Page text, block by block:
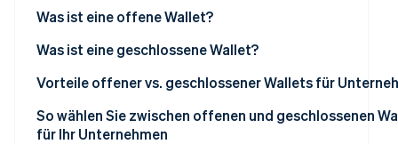
Stripe-Sessions 2026
Erfahren Sie, wie Stripe Lösungen für
Jetzt ansehen
Was ist eine offene Wallet?
Was ist eine geschlossene Wallet?
Vorteile offener vs. geschlossener Wallets für
So wählen Sie zwischen offenen und geschlossenen
für Ihr Unternehmen